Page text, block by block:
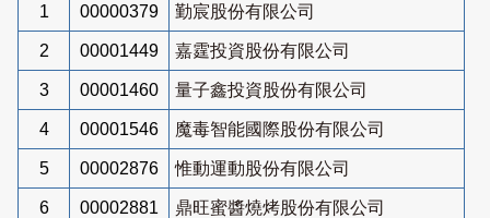
1 00000379 勤宸股份有限公司
2 00001449 嘉霆投資股份有限公司
3 00001460 量子鑫投資股份有限公司
4 00001546 魔毒智能國際股份有限公司
5 00002876 惟動運動股份有限公司
6 00002881 鼎旺蜜醬燒烤股份有限公司